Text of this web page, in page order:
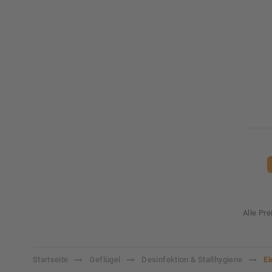
Alle
Startseite Geflügel Desinfektion & Stallhygiene